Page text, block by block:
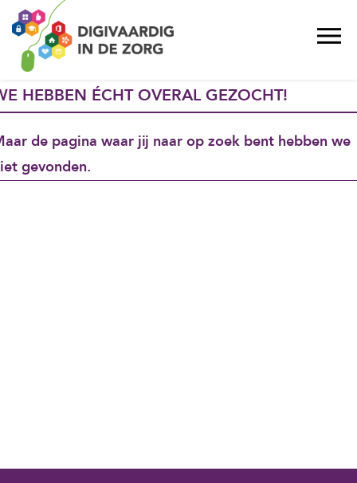
HEBBEN ÉCHT OVERAL GEZOCHT!
de pagina waar jij naar op zoek bent hebben we
gevonden.